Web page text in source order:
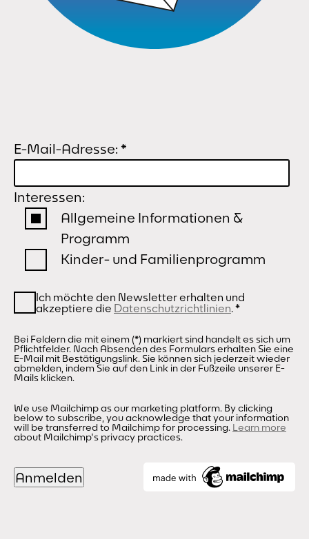
E-Mail-Adresse: *
Interessen:
Allgemeine Informationen &
Programm
Kinder- und Familienprogramm
Ich möchte den Newsletter erhalten und
akzeptiere die Datenschutzrichtlinien.*
Bei Feldern die mit einem (*) markiert sind handelt es sich um
Pflichtfelder. Nach Absenden des Formulars erhalten Sie eine
E-Mail mit Bestätigungslink. Sie können sich jederzeit wieder
abmelden, indem Sie auf den Link in der Fußzeile unserer E-
Mails klicken.
We use Mailchimp as our marketing platform. By clicking
below to subscribe, you acknowledge that your information
will be transferred to Mailchimp for processing. Learn more
about Mailchimp's privacy practices.